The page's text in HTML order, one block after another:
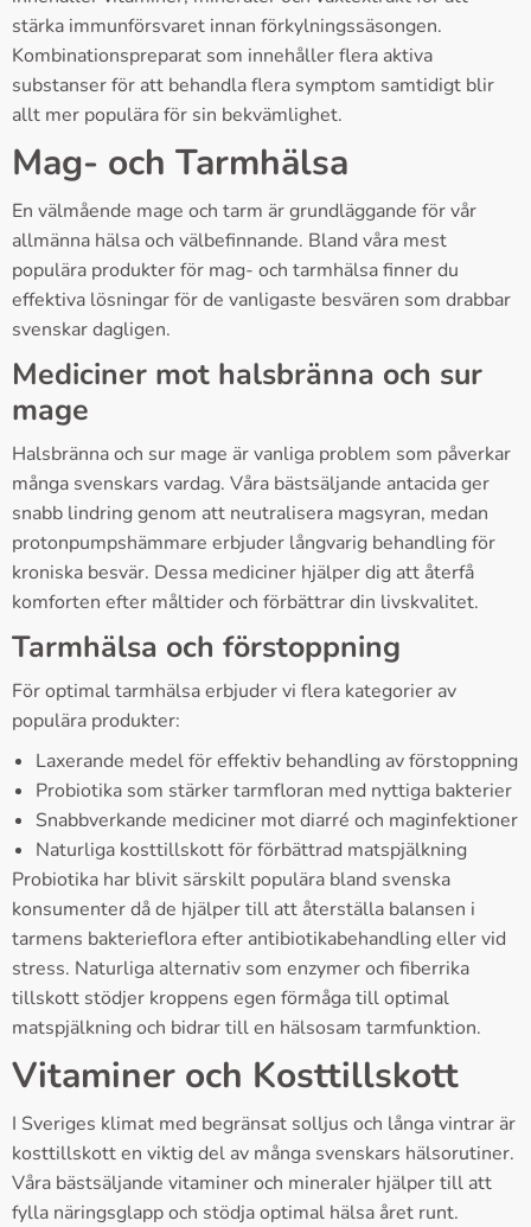
stärka immunförsvaret innan förkylningssäsongen.
Kombinationspreparat som innehåller flera aktiva
substanser för att behandla flera symptom samtidigt blir
allt mer populära för sin bekvämlighet.
Mag- och Tarmhälsa
En välmående mage och tarm är grundläggande för vår
allmänna hälsa och välbefinnande. Bland våra mest
populära produkter för mag- och tarmhälsa finner du
effektiva lösningar för de vanligaste besvären som drabbar
svenskar dagligen.
Mediciner mot halsbränna och sur
mage
Halsbränna och sur mage är vanliga problem som påverkar
många svenskars vardag. Våra bästsäljande antacida ger
snabb lindring genom att neutralisera magsyran, medan
protonpumpshämmare erbjuder långvarig behandling för
kroniska besvär. Dessa mediciner hjälper dig att återfå
komforten efter måltider och förbättrar din livskvalitet.
Tarmhälsa och förstoppning
För optimal tarmhälsa erbjuder vi flera kategorier av
populära produkter:
Laxerande medel för effektiv behandling av förstoppning
Probiotika som stärker tarmfloran med nyttiga bakterier
Snabbverkande mediciner mot diarré och maginfektioner
Naturliga kosttillskott för förbättrad matspjälkning
Probiotika har blivit särskilt populära bland svenska
konsumenter då de hjälper till att återställa balansen i
tarmens bakterieflora efter antibiotikabehandling eller vid
stress. Naturliga alternativ som enzymer och fiberrika
tillskott stödjer kroppens egen förmåga till optimal
matspjälkning och bidrar till en hälsosam tarmfunktion.
Vitaminer och Kosttillskott
I Sveriges klimat med begränsat solljus och långa vintrar är
kosttillskott en viktig del av många svenskars hälsorutiner.
Våra bästsäljande vitaminer och mineraler hjälper till att
fylla näringsglapp och stödja optimal hälsa året runt.